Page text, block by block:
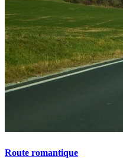
Route romantique